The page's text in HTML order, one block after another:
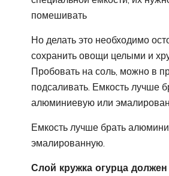
помешивать
Но делать это необходимо
сохранить овощи целыми и
Пробовать на соль, можно в
подсаливать. Емкость лучше
алюминиевую или
Емкость лучше брать
эмалированную.
Слой кружка огурца